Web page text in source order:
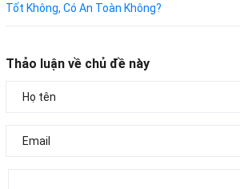
Tốt Không, Có An Toàn Không?
Thảo luận về chủ đề này